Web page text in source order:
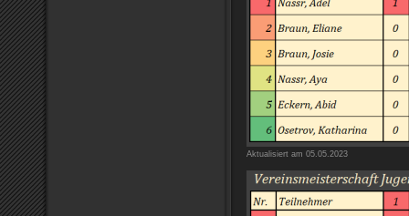
Aktualisiert am 05.05.2023